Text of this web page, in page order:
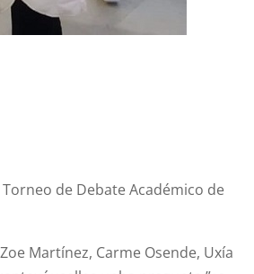
de Debate Académico de
Martínez, Carme Osende, Uxía